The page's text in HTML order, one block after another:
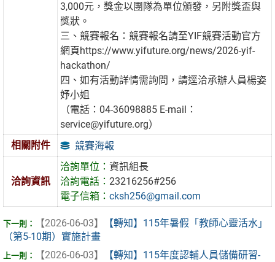
3,000元，獎金以團隊為單位頒發，另附獎盃與
獎狀。
三、競賽報名：競賽報名請至YIF競賽活動官方
網頁https://www.yifuture.org/news/2026-yif-
hackathon/
四、如有活動詳情需詢問，請逕洽承辦人員楊姿
妤小姐
（電話：04-36098885 E-mail：
service@yifuture.org）
相關附件
競賽海報
洽詢資訊
洽詢單位：資訊組長
洽詢電話：23216256#256
電子信箱：cksh256@gmail.com
【2026-06-03】
【轉知】115年暑假「教師心靈活水」
（第5-10期）實施計畫
【2026-06-03】
【轉知】115年度認輔人員儲備研習-